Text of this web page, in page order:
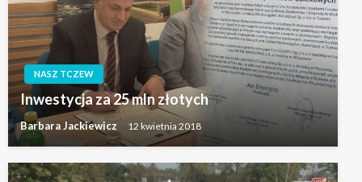
NASZ TCZEW
Inwestycja za 25 mln złotych
Barbara Jackiewicz 12 kwietnia 2018